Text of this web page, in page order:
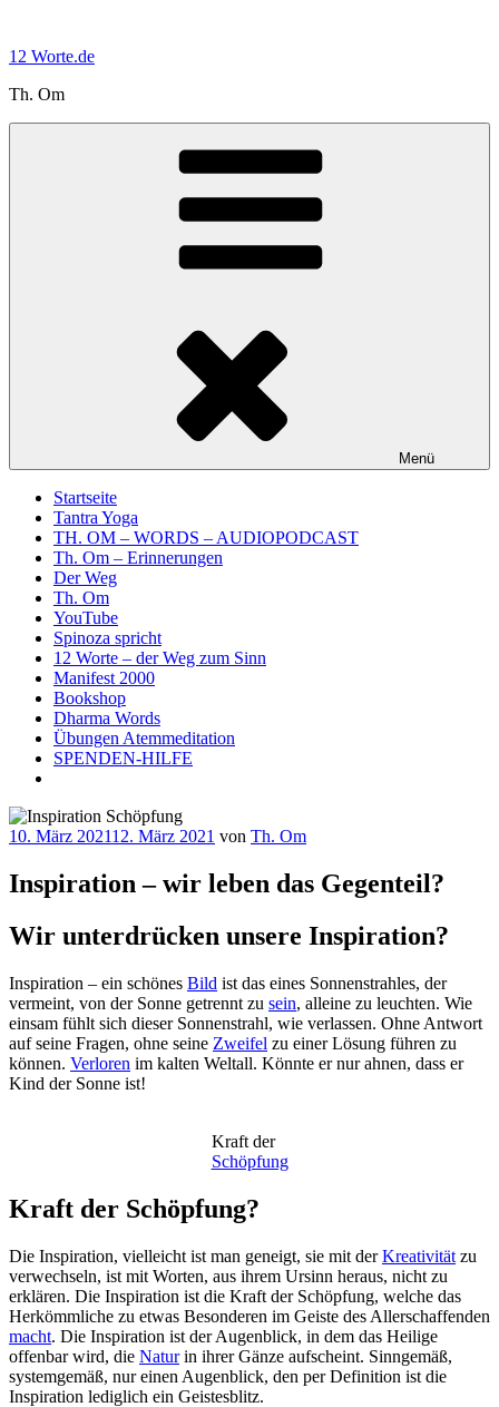
springen
12 Worte.de
Th. Om
Menü
Startseite
Tantra Yoga
TH. OM – WORDS – AUDIOPODCAST
Th. Om – Erinnerungen
Der Weg
Th. Om
YouTube
Spinoza spricht
12 Worte – der Weg zum Sinn
Manifest 2000
Bookshop
Dharma Words
Übungen Atemmeditation
SPENDEN-HILFE
Veröffentlicht
10. März 202112. März 2021 von Th. Om
Inspiration – wir leben das Gegenteil?
Wir unterdrücken unsere Inspiration?
Inspiration – ein schönes Bild ist das eines Sonnenstrahles, der
vermeint, von der Sonne getrennt zu sein, alleine zu leuchten. Wie
einsam fühlt sich dieser Sonnenstrahl, wie verlassen. Ohne Antwort
auf seine Fragen, ohne seine Zweifel zu einer Lösung führen zu
können. Verloren im kalten Weltall. Könnte er nur ahnen, dass er
Kind der Sonne ist!
Kraft der
Schöpfung
Kraft der Schöpfung?
Die Inspiration, vielleicht ist man geneigt, sie mit derKreativität zu
verwechseln, ist mit Worten, aus ihrem Ursinn heraus, nicht zu
erklären. Die Inspiration ist die Kraft der Schöpfung, welche das
Herkömmliche zu etwas Besonderen im Geiste des Allerschaffenden
macht. Die Inspiration ist der Augenblick, in dem das Heilige
offenbar wird, die Naturin ihrer Gänze aufscheint. Sinngemäß,
systemgemäß, nur einen Augenblick, den per Definition ist die
Inspiration lediglich ein Geistesblitz.